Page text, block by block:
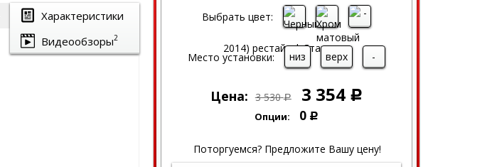
Выбрать цвет:
Место установки: низ верх -
Цена: 3 530 Р 3 354 Р
Опции: 0 Р
Поторгуемся? Предложите Вашу цену!
Характеристики
Видеообзоры2